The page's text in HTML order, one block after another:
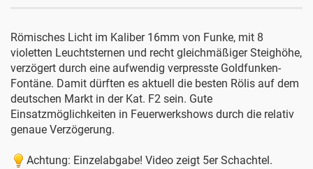
Römisches Licht im Kaliber 16mm von Funke, mit 8
violetten Leuchtsternen und recht gleichmäßiger Steighöhe,
verzögert durch eine aufwendig verpresste Goldfunken-
Fontäne. Damit dürften es aktuell die besten Rölis auf dem
deutschen Markt in der Kat. F2 sein. Gute
Einsatzmöglichkeiten in Feuerwerkshows durch die relativ
genaue Verzögerung.
Achtung: Einzelabgabe! Video zeigt 5er Schachtel.